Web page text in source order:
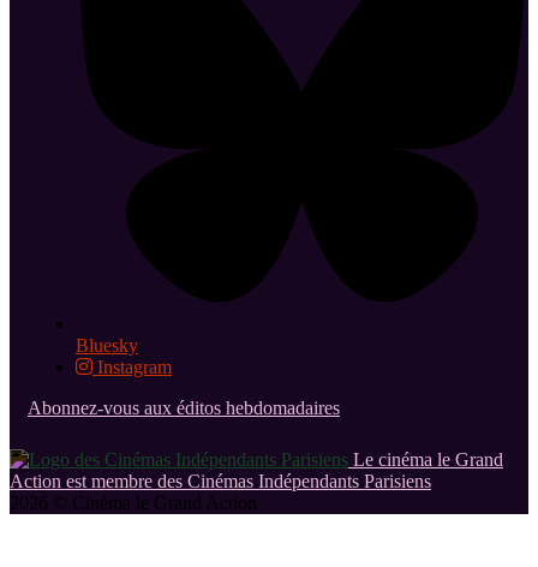
Bluesky
Instagram
Abonnez-vous aux éditos hebdomadaires
Le cinéma le Grand
Action est membre des Cinémas Indépendants Parisiens
2026 © Cinéma le Grand Action